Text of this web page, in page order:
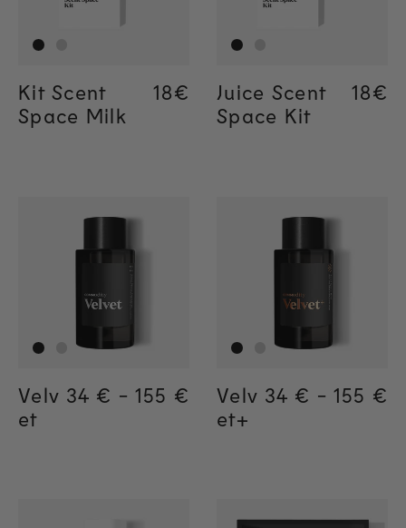
Kit Scent
Space Milk
Regular price
18€
Regular price
18€
Juice Scent
Space Kit
18€
18€
Velv
et
Regular price
34 € - 155 €
Regular price
155€
Regular price
34€
Velv
et+
Regular price
34 € - 155 €
155€
34€